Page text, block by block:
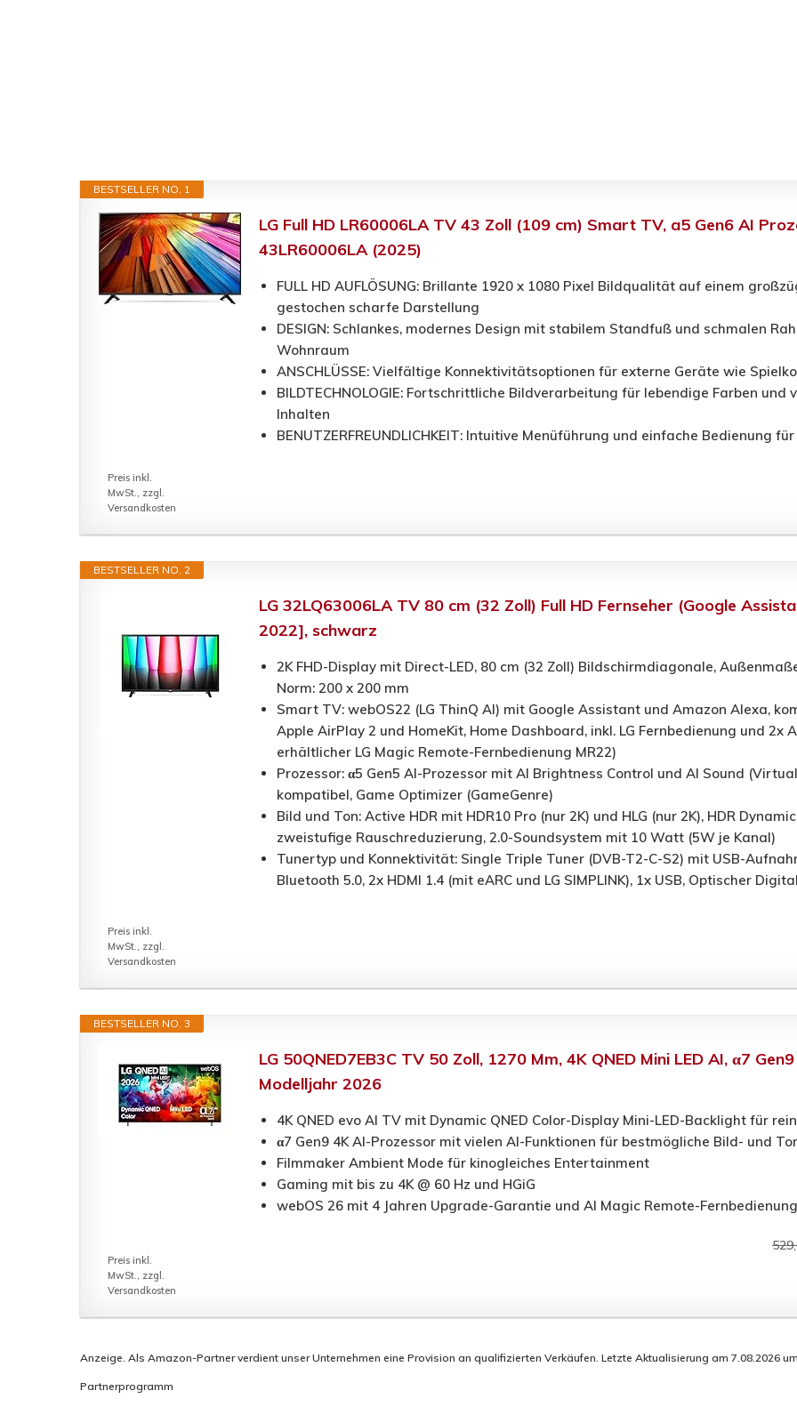
BESTSELLER NO. 1
LG Full HD LR60006LA TV 43 Zoll (109 cm) Smart TV, a5 Gen6 AI
43LR60006LA (2025)
FULL HD AUFLÖSUNG: Brillante 1920 x 1080 Pixel Bildqualität auf einem
gestochen scharfe Darstellung
DESIGN: Schlankes, modernes Design mit stabilem Standfuß und schmalen
Wohnraum
ANSCHLÜSSE: Vielfältige Konnektivitätsoptionen für externe Geräte wie
BILDTECHNOLOGIE: Fortschrittliche Bildverarbeitung für lebendige Farben
Inhalten
BENUTZERFREUNDLICHKEIT: Intuitive Menüführung und einfache Bedienung
Preis inkl.
MwSt., zzgl.
Versandkosten
BESTSELLER NO. 2
LG 32LQ63006LA TV 80 cm (32 Zoll) Full HD Fernseher (Google
2022], schwarz
2K FHD-Display mit Direct-LED, 80 cm (32 Zoll) Bildschirmdiagonale,
Norm: 200 x 200 mm
Smart TV: webOS22 (LG ThinQ AI) mit Google Assistant und Amazon Alexa,
Apple AirPlay 2 und HomeKit, Home Dashboard, inkl. LG Fernbedienung und
erhältlicher LG Magic Remote-Fernbedienung MR22)
Prozessor: α5 Gen5 AI-Prozessor mit AI Brightness Control und AI Sound
kompatibel, Game Optimizer (GameGenre)
Bild und Ton: Active HDR mit HDR10 Pro (nur 2K) und HLG (nur 2K), HDR
zweistufige Rauschreduzierung, 2.0-Soundsystem mit 10 Watt (5W je Kanal)
Tunertyp und Konnektivität: Single Triple Tuner (DVB-T2-C-S2) mit USB-
Bluetooth 5.0, 2x HDMI 1.4 (mit eARC und LG SIMPLINK), 1x USB, Optischer
Preis inkl.
MwSt., zzgl.
Versandkosten
BESTSELLER NO. 3
LG 50QNED7EB3C TV 50 Zoll, 1270 Mm, 4K QNED Mini LED AI, α7
Modelljahr 2026
4K QNED evo AI TV mit Dynamic QNED Color-Display Mini-LED-Backlight für
α7 Gen9 4K AI-Prozessor mit vielen AI-Funktionen für bestmögliche Bild- und
Filmmaker Ambient Mode für kinogleiches Entertainment
Gaming mit bis zu 4K @ 60 Hz und HGiG
webOS 26 mit 4 Jahren Upgrade-Garantie und AI Magic Remote-
Preis inkl.
MwSt., zzgl.
Versandkosten
Anzeige. Als Amazon-Partner verdient unser Unternehmen eine Provision an qualifizierten Verkäufen. Letzte Aktualisierung am 7.08.2026
Partnerprogramm